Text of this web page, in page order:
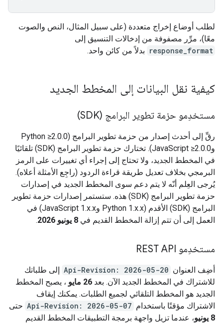
لطلب أوضاع إخراج متعددة (على سبيل المثال، النص والصوت
معًا)، مرِّر مصفوفة من إدخالات التنسيق إلى
response_format بدلاً من كائن واحد.
كيفية نقل البيانات إلى المخطط الجديد
مستخدِمو حزمة تطوير البرامج (SDK)
رقِّ إلى أحدث إصدار من حزمة تطوير البرامج (Python ≥2.0.0
وJavaScript ≥2.0.0). تختارك حزمة تطوير البرامج (SDK) تلقائيًا
في المخطط الجديد، ولا تحتاج إلى إجراء أي تغييرات على الرمز
البرمجي بخلاف تعديل طريقة قراءة الردود (راجِع الأمثلة أعلاه).
يُرجى العِلم أنّه لا يتم دعم سوى المخطط الجديد في إصدارات
حزمة تطوير البرامج (SDK) هذه. ستستمر إصدارات حزمة تطوير
البرامج (SDK) الأقدم (Python 1.x.x وJavaScript 1.x.x) في
العمل إلى أن تتم إزالة المخطط القديم في 8 يونيو 2026 .
مستخدِمو REST API
أضِف العنوان Api-Revision: 2026-05-20 إلى طلباتك
للاشتراك في المخطط الجديد الآن. بعد 26 مايو
، يصبح المخطط
الجديد هو المخطط التلقائي لجميع الطلبات. يمكنك إيقاف
الاشتراك مؤقتًا باستخدام Api-Revision: 2026-05-07 حتى
8 يونيو
، عندما تزيل واجهة برمجة التطبيقات المخطط القديم